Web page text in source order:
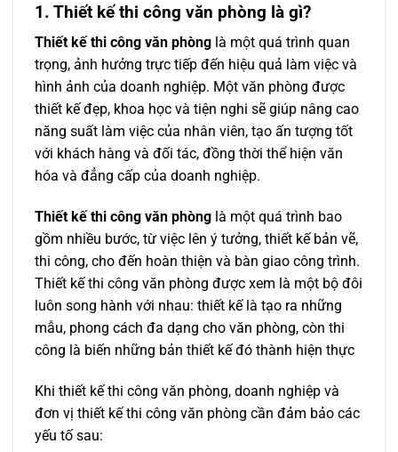
1. Thiết kế thi công văn phòng là gì?
Thiết kế thi công văn phòng là một quá trình quan
trọng, ảnh hưởng trực tiếp đến hiệu quả làm việc và
hình ảnh của doanh nghiệp. Một văn phòng được
thiết kế đẹp, khoa học và tiện nghi sẽ giúp nâng cao
năng suất làm việc của nhân viên, tạo ấn tượng tốt
với khách hàng và đối tác, đồng thời thể hiện văn
hóa và đẳng cấp của doanh nghiệp.
Thiết kế thi công văn phòng là một quá trình bao
gồm nhiều bước, từ việc lên ý tưởng, thiết kế bản vẽ,
thi công, cho đến hoàn thiện và bàn giao công trình.
Thiết kế thi công văn phòng được xem là một bộ đôi
luôn song hành với nhau: thiết kế là tạo ra những
mẫu, phong cách đa dạng cho văn phòng, còn thi
công là biến những bản thiết kế đó thành hiện thực
Khi thiết kế thi công văn phòng, doanh nghiệp và
đơn vị thiết kế thi công văn phòng cần đảm bảo các
yếu tố sau: